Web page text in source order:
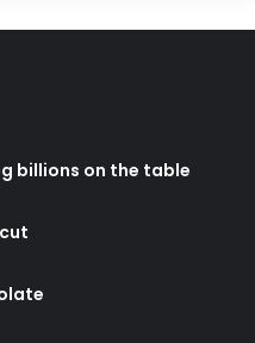
billions on the table